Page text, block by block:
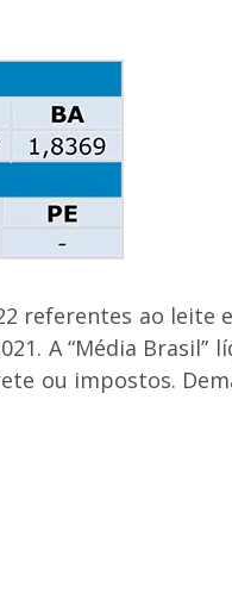
referentes ao leite
A “Média Brasil”
ou impostos.